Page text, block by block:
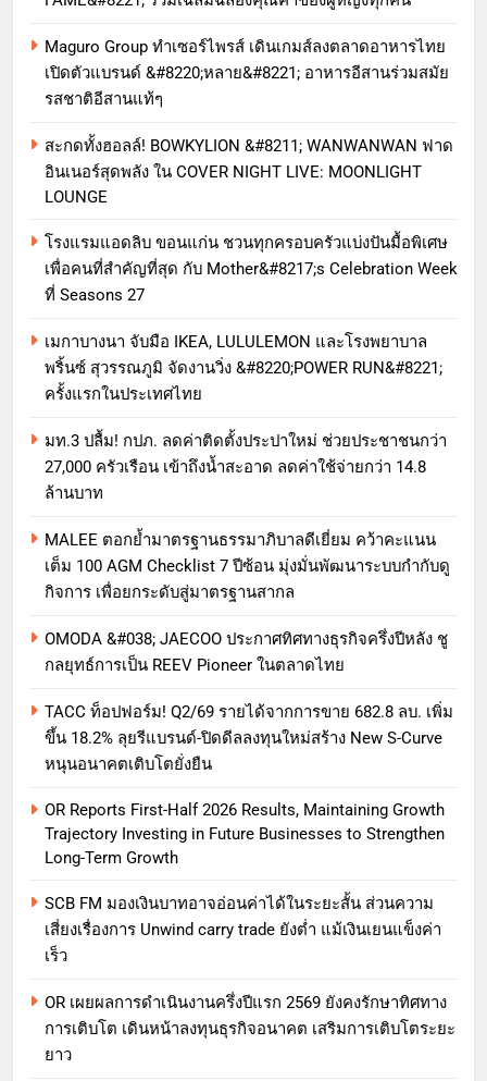
Maguro Group ทำเซอร์ไพรส์ เดินเกมส์ลงตลาดอาหารไทย
เปิดตัวแบรนด์ &#8220;หลาย&#8221; อาหารอีสานร่วมสมัย
รสชาติอีสานแท้ๆ
สะกดทั้งฮอลล์! BOWKYLION &#8211; WANWANWAN ฟาด
อินเนอร์สุดพลัง ใน COVER NIGHT LIVE: MOONLIGHT
LOUNGE
โรงแรมแอดลิบ ขอนแก่น ชวนทุกครอบครัวแบ่งปันมื้อพิเศษ
เพื่อคนที่สำคัญที่สุด กับ Mother&#8217;s Celebration Week
ที่ Seasons 27
เมกาบางนา จับมือ IKEA, LULULEMON และโรงพยาบาล
พริ้นซ์ สุวรรณภูมิ จัดงานวิ่ง &#8220;POWER RUN&#8221;
ครั้งแรกในประเทศไทย
มท.3 ปลื้ม! กปภ. ลดค่าติดตั้งประปาใหม่ ช่วยประชาชนกว่า
27,000 ครัวเรือน เข้าถึงน้ำสะอาด ลดค่าใช้จ่ายกว่า 14.8
ล้านบาท
MALEE ตอกย้ำมาตรฐานธรรมาภิบาลดีเยี่ยม คว้าคะแนน
เต็ม 100 AGM Checklist 7 ปีซ้อน มุ่งมั่นพัฒนาระบบกำกับดู
กิจการ เพื่อยกระดับสู่มาตรฐานสากล
OMODA &#038; JAECOO ประกาศทิศทางธุรกิจครึ่งปีหลัง ชู
กลยุทธ์การเป็น REEV Pioneer ในตลาดไทย
TACC ท็อปฟอร์ม! Q2/69 รายได้จากการขาย 682.8 ลบ. เพิ่ม
ขึ้น 18.2% ลุยรีแบรนด์-ปิดดีลลงทุนใหม่สร้าง New S-Curve
หนุนอนาคตเติบโตยั่งยืน
OR Reports First-Half 2026 Results, Maintaining Growth
Trajectory Investing in Future Businesses to Strengthen
Long-Term Growth
SCB FM มองเงินบาทอาจอ่อนค่าได้ในระยะสั้น ส่วนความ
เสี่ยงเรื่องการ Unwind carry trade ยังต่ำ แม้เงินเยนแข็งค่า
เร็ว
OR เผยผลการดำเนินงานครึ่งปีแรก 2569 ยังคงรักษาทิศทาง
การเติบโต เดินหน้าลงทุนธุรกิจอนาคต เสริมการเติบโตระยะ
ยาว